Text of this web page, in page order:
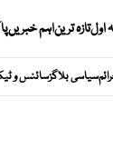
اولتازہ تریناہم خبریں
سیاسی بلاگزسائنس و